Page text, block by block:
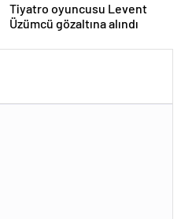
Tiyatro oyuncusu Levent
Üzümcü gözaltına alındı